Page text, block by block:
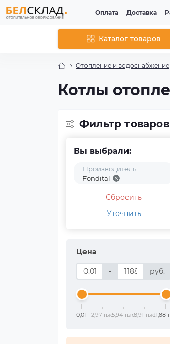
Оплата Доставка
Каталог товаров
Отопление и водоснабжение
Котлы
Фильтр товаров
Вы выбрали:
Производитель:
Fondital
Сбросить
Уточнить
Цена
- руб.
0,01 2,97 тыс.5,94 тыс.8,91 тыс.11,88